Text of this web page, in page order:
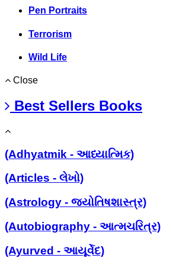
Pen Portraits
Terrorism
Wild Life
Close
Best Sellers Books
(Adhyatmik - આધ્યાત્મિક)
(Articles - લેખો)
(Astrology - જ્યોતિષશાસ્ત્ર)
(Autobiography - આત્મચરિત્ર)
(Ayurved - આયૂર્વેદ)